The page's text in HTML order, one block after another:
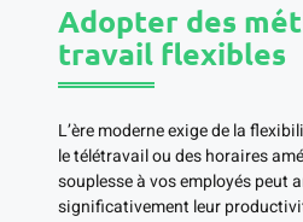
Adopter des
travail flexibles
L’ère moderne exige de la
le télétravail ou des horaires
souplesse à vos employés peut
significativement leur